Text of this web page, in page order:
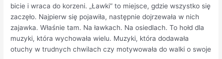
bicie i wraca do korzeni. „Ławki” to miejsce, gdzie wszystko się
zaczęło. Najpierw się pojawiła, następnie dojrzewała w nich
zajawka. Właśnie tam. Na ławkach. Na osiedlach. To hołd dla
muzyki, która wychowała wielu. Muzyki, która dodawała
otuchy w trudnych chwilach czy motywowała do walki o swoje